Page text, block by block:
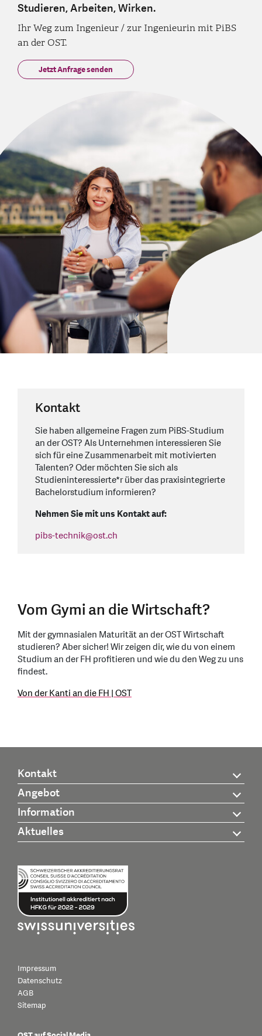
Studieren, Arbeiten, Wirken.
Ihr Weg zum Ingenieur / zur Ingenieurin mit PiBS
an der OST.
Jetzt Anfrage senden
Kontakt
Sie haben allgemeine Fragen zum PiBS-Studium
an der OST? Als Unternehmen interessieren Sie
sich für eine Zusammenarbeit mit motivierten
Talenten? Oder möchten Sie sich als
Studieninteressierte*r über das praxisintegrierte
Bachelorstudium informieren?
Nehmen Sie mit uns Kontakt auf:
pibs-technik@ost.ch
Vom Gymi an die Wirtschaft?
Mit der gymnasialen Maturität an der OST Wirtschaft
studieren? Aber sicher! Wir zeigen dir, wie du von einem
Studium an der FH profitieren und wie du den Weg zu uns
findest.
Von der Kanti an die FH | OST
Kontakt
Angebot
Information
Aktuelles
Impressum
Datenschutz
AGB
Sitemap